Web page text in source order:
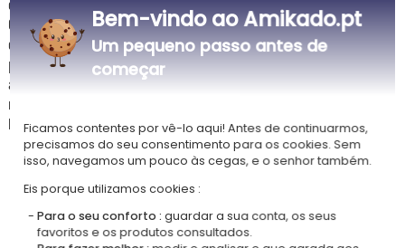
Concebido para estimular os sentidos, Pomelos oferece uma variedade
de texturas divertidas que incentivam à exploração. Suas grandes
patas e seu corpo macio são perfeitos para as pequenas mãos que
adoram agarrar e acariciar. Este doudou combina algodão e poliéster
reciclado, garantindo o máximo de conforto para a pele delicada dos
bebês.
Bem-vindo ao Amikado.pt
Um pequeno passo antes de
começar
Ficamos contentes por vê-lo aqui! Antes de continuarmos,
precisamos do seu consentimento para os cookies. Sem
isso, navegamos um pouco às cegas, e o senhor também.
Eis porque utilizamos cookies :
Para o seu conforto : guardar a sua conta, os seus
favoritos e os produtos consultados.